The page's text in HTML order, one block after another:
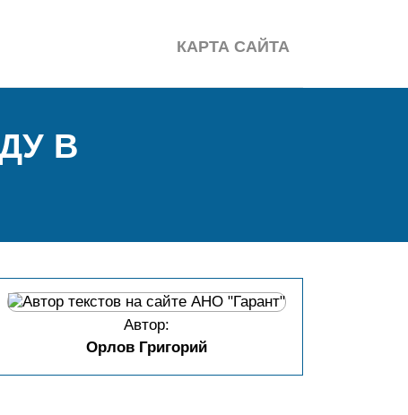
КАРТА САЙТА
В
Автор:
Орлов Григорий